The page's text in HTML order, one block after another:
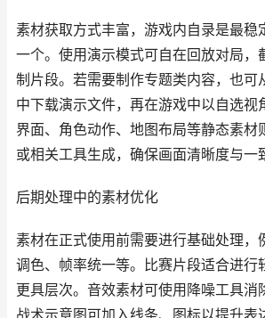
素材获取方式丰富，游戏内自录是最稳
一个。使用演示模式可自在回放对局，
制片段。若需要制作专题类内容，也可
中下载演示文件，再在游戏中以自选视
界面、角色动作、地图布局等静态素材
或相关工具生成，确保画面清晰度与一
后期处理中的素材优化
素材在正式使用前需要进行基础处理，
调色、帧率统一等。比赛片段适合进行
更具层次。音效素材可使用降噪工具消